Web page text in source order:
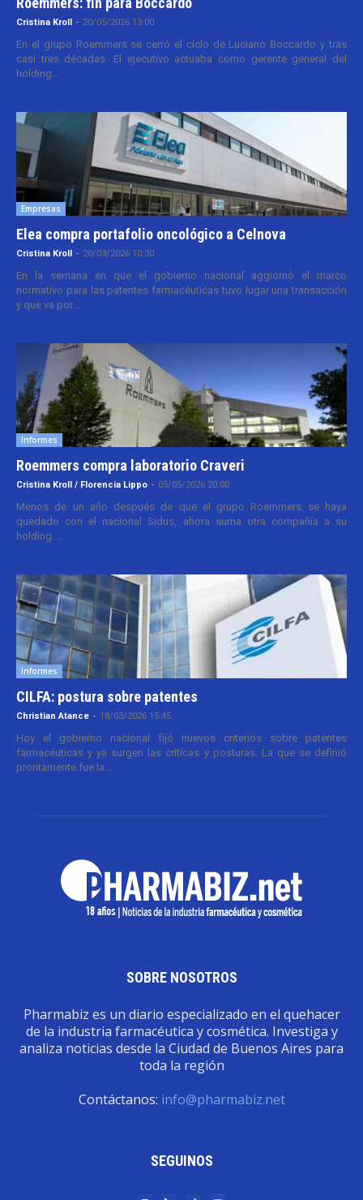
Cristina Kroll - 20/05/2026 13:00
En el grupo Roemmers se cerró el ciclo de Luciano Boccardo y tras
casi tres décadas. El ejecutivo actuaba como gerente general del
holding...
Empresas
Elea compra portafolio oncológico a Celnova
Cristina Kroll - 20/03/2026 10:30
En la semana en que el gobierno nacional aggiornó el marco
normativo para las patentes farmacéuticas tuvo lugar una transacción
y que va por...
Informes
Roemmers compra laboratorio Craveri
Cristina Kroll / Florencia Lippo - 05/05/2026 20:00
Menos de un año después de que el grupo Roemmers se haya
quedado con el nacional Sidus, ahora suma otra compañía a su
holding....
Informes
CILFA: postura sobre patentes
Christian Atance - 18/03/2026 15:45
Hoy el gobierno nacional fijó nuevos criterios sobre patentes
farmacéuticas y ya surgen las críticas y posturas. La que se definió
prontamente fue la...
SOBRE NOSOTROS
Pharmabiz es un diario especializado en el quehacer
de la industria farmacéutica y cosmética. Investiga y
analiza noticias desde la Ciudad de Buenos Aires para
toda la región
Contáctanos: info@pharmabiz.net
SEGUINOS